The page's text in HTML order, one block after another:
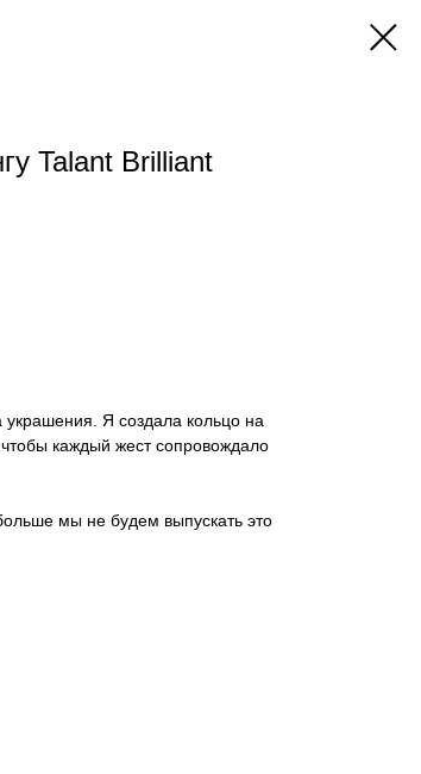
Talant Brilliant
украшения. Я создала кольцо на
каждый жест сопровождало
мы не будем выпускать это